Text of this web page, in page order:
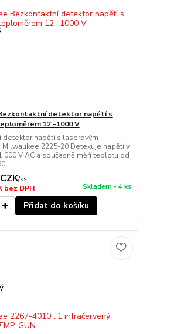
detektor napětí s
12 -1000 V
detektor napětí s laserovým
2225-20 Detekuje napětí v
000 V AC a současně měří teplotu od
/ks
bez DPH Skladem - 4 ks
Přidat do košíku